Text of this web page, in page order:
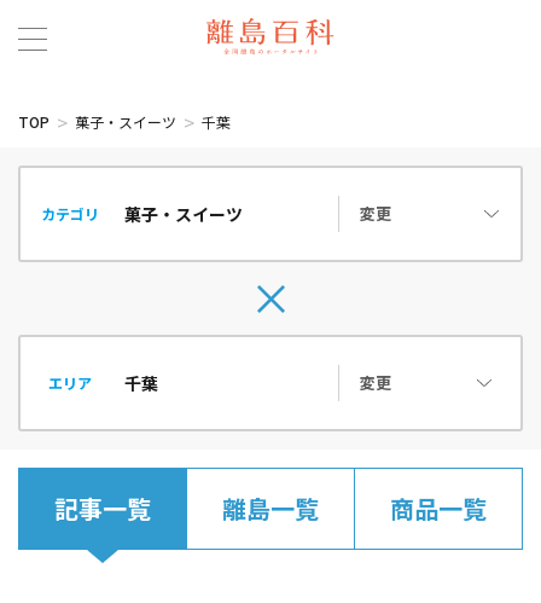
TOP 菓子・スイーツ 千葉
カテゴリ 変更
エリア 変更
記事一覧 離島一覧 商品一覧